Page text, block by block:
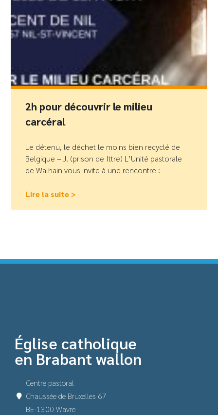
2h pour découvrir le milieu
carcéral
Le détenu, le déchet le moins bien recyclé de
Belgique – J. (prison de Ittre) L’Unité pastorale
de Walhain vous invite à une rencontre :
Lire la suite >
Église catholique
en Brabant wallon
Centre pastoral
Chaussée de Bruxelles 67
BE-1300 Wavre